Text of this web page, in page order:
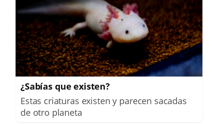
¿Sabías que existen?
Estas criaturas existen y parecen sacadas
de otro planeta